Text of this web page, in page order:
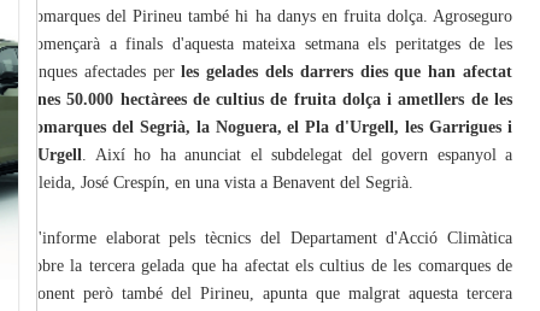
comarques del Pirineu també hi ha danys en fruita dolça. Agroseguro
començarà a finals d'aquesta mateixa setmana els peritatges de les
finques afectades perles gelades dels darrers dies que han afectat
unes 50.000 hectàrees de cultius de fruita dolça i ametllers de les
comarques del Segrià, la Noguera, el Pla d'Urgell, les Garrigues i
l'Urgell. Així ho ha anunciat el subdelegat del govern espanyol a
Lleida, José Crespín, en una vista a Benavent del Segrià.
L'informe elaborat pels tècnics del Departament d'Acció Climàtica
sobre la tercera gelada que ha afectat els cultius de les comarques de
Ponent però també del Pirineu, apunta que malgrat aquesta tercera